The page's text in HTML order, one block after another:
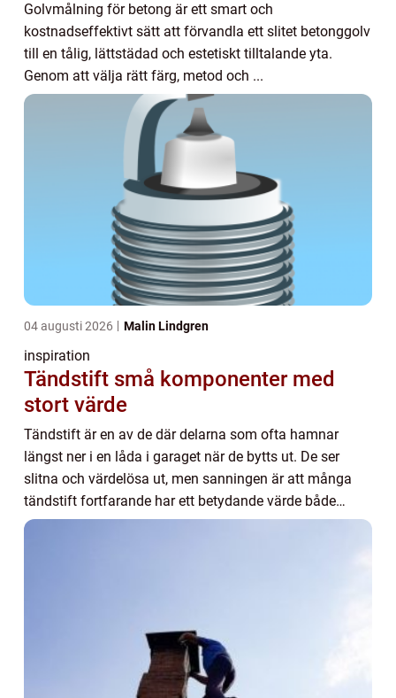
Golvmålning för betong är ett smart och
kostnadseffektivt sätt att förvandla ett slitet betonggolv
till en tålig, lättstädad och estetiskt tilltalande yta.
Genom att välja rätt färg, metod och ...
04 augusti 2026 Malin Lindgren
inspiration
Tändstift små komponenter med
stort värde
Tändstift är en av de där delarna som ofta hamnar
längst ner i en låda i garaget när de bytts ut. De ser
slitna och värdelösa ut, men sanningen är att många
tändstift fortfarande har ett betydande värde både
ekonomiskt och miljömässigt. I moderna for...